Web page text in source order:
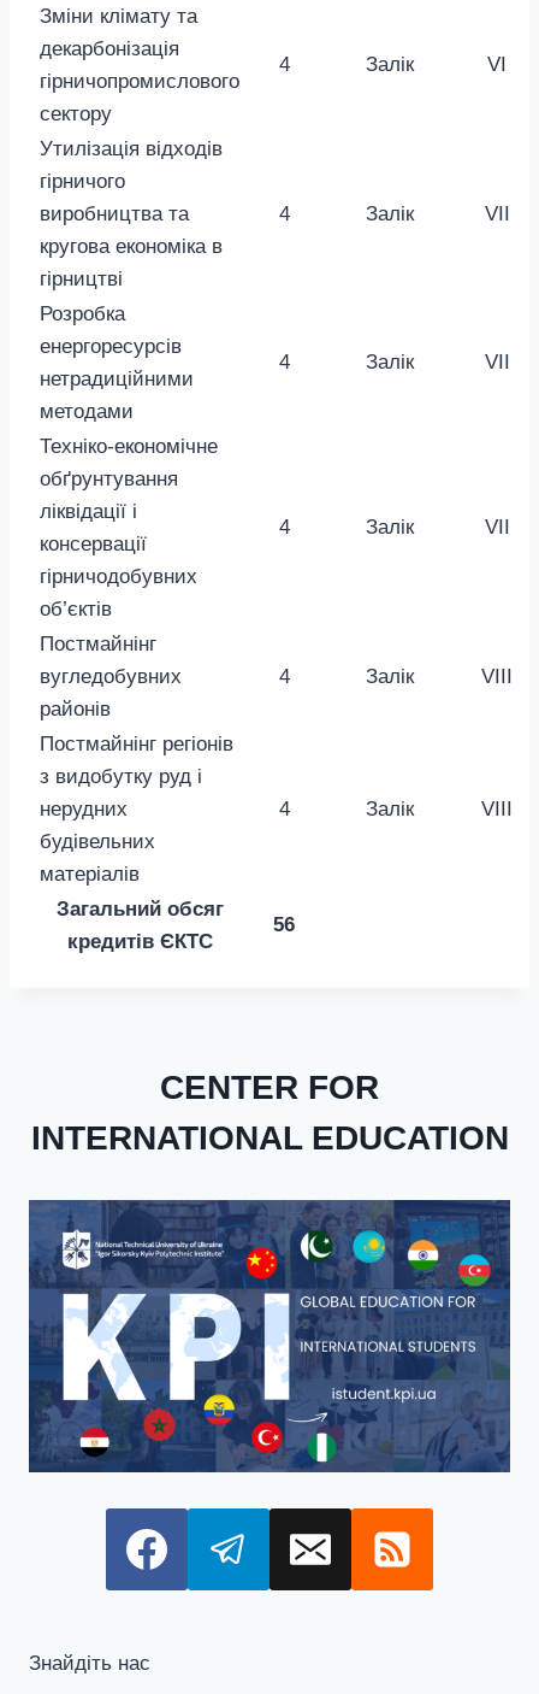
Зміни клімату та
декарбонізація
гірничопромислового
сектору
4 Залік VI
Утилізація відходів
гірничого
виробництва та
кругова економіка в
гірництві
4 Залік VII
Розробка
енергоресурсів
нетрадиційними
методами
4 Залік VII
Техніко-економічне
обґрунтування
ліквідації і
консервації
гірничодобувних
об’єктів
4 Залік VII
Постмайнінг
вугледобувних
районів
4 Залік VIII
Постмайнінг регіонів
з видобутку руд і
нерудних
будівельних
матеріалів
4 Залік VIII
Загальний обсяг
кредитів ЄКТС
56
CENTER FOR
INTERNATIONAL EDUCATION
Знайдіть нас